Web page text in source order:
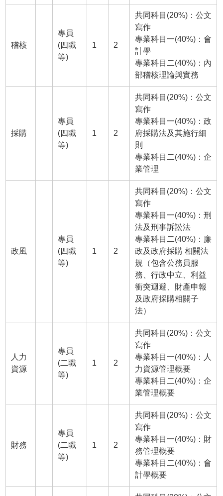
稽核
專員
(四職
等)
1 2
共同科目(20%)：公文
寫作
專業科目一(40%)：會
計學
專業科目二(40%)：內
部稽核理論與實務
採購
專員
(四職
等)
1 2
共同科目(20%)：公文
寫作
專業科目一(40%)：政
府採購法及其施行細
則
專業科目二(40%)：企
業管理
政風
專員
(四職
等)
1 2
共同科目(20%)：公文
寫作
專業科目一(40%)：刑
法及刑事訴訟法
專業科目二(40%)：廉
政及政府採購 相關法
規（包含公務員服
務、行政中立、利益
衝突迴避、財產申報
及政府採購相關子
法）
人力
資源
專員
(二職
等)
1 2
共同科目(20%)：公文
寫作
專業科目一(40%)：人
力資源管理概要
專業科目二(40%)：企
業管理概要
財務
專員
(二職
等)
1 2
共同科目(20%)：公文
寫作
專業科目一(40%)：財
務管理概要
專業科目二(40%)：會
計學概要